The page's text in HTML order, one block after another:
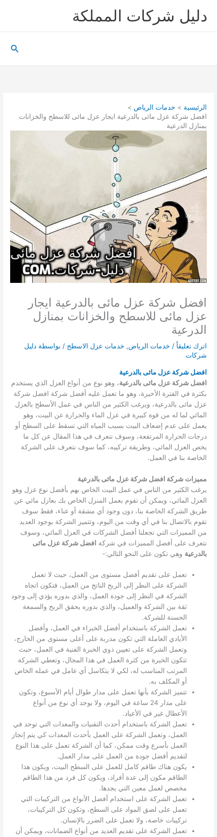
دليل شركات المملكة
الرئيسية
خدمات الرياض
افضل شركة عزل مائى بالدرعية ايجار عزل مائى للاسطح والخزانات
بمنازل الدرعية
افضل شركة عزل مائى بالدرعية ايجار
عزل مائى للاسطح والخزانات بمنازل
الدرعية
اترك تعليقاً / خدمات الرياض, خدمات عزل الاسطح / بواسطة دليل
شركات
افضل شركة عزل مائى بالدرعية
افضل شركة عزل مائى بالدرعية، وهو نوع من أنواع العزل الذي يستخدم
بكثرة في الفترة الأخيرة، وهو ما تعمل عليه أفضل شركة افضل شركة
عزل مائى بالدرعية، ويرغب الكثير من الناس في عمل الأسطح بالعزل
المائي لما له من قوة كبيرة في عزل الماء والحرارة عن البيت، وهو
يعمل على عدم إضعاف البيت بسبب المياه التي تسقط على السطح أو
درجات الحرارة المرتفعة، وسوف نتعرف في هذا المقال عن كل ما
يخص العزل المائي، وطريقة تركيبه، كما سوف نتعرف على الشركة
الخاصة بنا في العمل.
مميزات شركة افضل شركة عزل مائى بالدرعية
يرغب الكثير من الناس في عمل البيت الخاص بهم بأفضل نوع عزل وهو
العزل المائي، ويمكن أن تقوم بعمل المنزل الخاص بك بعازل مائي عن
طريق الشركة الخاصة بنا، دون وجود أي مشقة أو عناء، فقط سوف
تقوم بالاتصال بنا في أي وقت من اليوم، وتتميز الشركة بوجود العديد
من المميزات التي تجعلنا أفضل الشركات في العزل المائي، وسوف
نتعرف على أفضل المميزات في شركة افضل شركة عزل مائى
بالدرعية وهي تكون على النحو التالي:-
تعمل على تقديم أفضل مستوى من العمل، حيث لا تعمل
الشركة على النظر إلى الربح الناتج من العمل، فتكون اتجاه
الشركة في النظر إلى جودة العمل، والذي بدوره يؤدي إلى وجود
ثقة بين الشركة والعميل، والذي بدوره يحقق الربح والسمعة
الحسنة للشركة.
تعمل الشركة باستخدام أفضل الخبراء في العمل، وأفضل
الأيادي العاملة التي تكون مدربة على أعلى مستوى من الخارج،
وتعمل الشركة على تعيين ذوي الخبرة الفنية في العمل، حيث
تتكون الخبرة من كثرة العمل في هذا المجال، وتعطي الشركة
المرتب المناسب له، لكي لا يتكاسل أي عامل في عمله الخاص
أو المكلف به.
تتميز الشركة بأنها تعمل على مدار طوال أيام الأسبوع، وتكون
على مدار 24 ساعة في اليوم، ولا يوجد أي نوع من أنواع
الأعطال غير في الأعياد.
تعمل الشركة باستخدام أحدث التقنيات والمعدات التي توحد في
العمل، وتعمل الشركة على العمل بأحدث المعدات كي يتم إنجاز
العمل بأسرع وقت ممكن، كما أن الشركة تعمل على هذا النوع
لتقديم أفضل جودة من العمل على مدار العمل.
يكون هناك طاقم كامل للعمل على السطح البيت، ويكون هذا
الطاقم مكون إلى عدة أفراد، ويكون كل فرد من هذا الطاقم
مخصص لعمل معين التي يجدها.
تعمل الشركة على استخدام أفضل الأنواع من التركيبات التي
تعمل على لصق المواد على السطح، وتكون كل التركيبات،
تركيبات خاصة، ولا تعمل على الضرر بالإنسان.
تعمل الشركة على تقديم العديد من أنواع الضمانات، ويمكن أن